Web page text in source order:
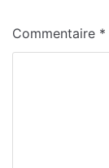
Commentaire *